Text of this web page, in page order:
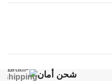
شحن أمان